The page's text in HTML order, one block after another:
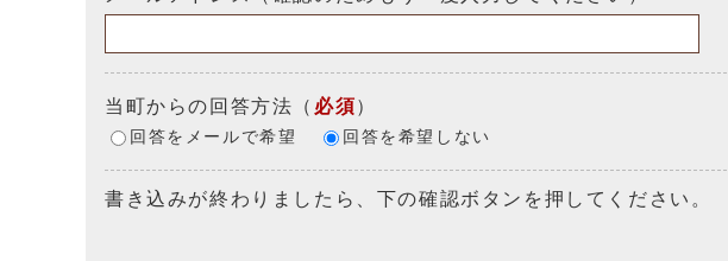
当町からの回答方法 （ 必須）
回答をメールで希望 回答を希望しない
書き込みが終わりましたら、下の確認ボタンを押してください。